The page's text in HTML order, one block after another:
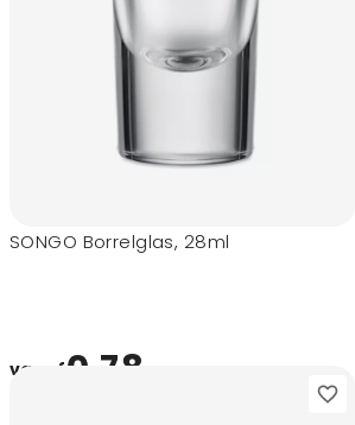
SONGO Borrelglas, 28ml
vanaf0,78